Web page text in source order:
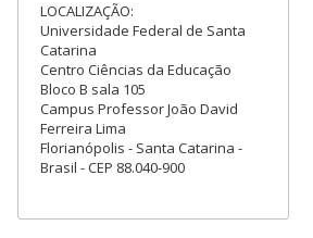
LOCALIZAÇÃO:
Universidade Federal de Santa
Catarina
Centro Ciências da Educação
Bloco B sala 105
Campus Professor João David
Ferreira Lima
Florianópolis - Santa Catarina -
Brasil - CEP 88.040-900